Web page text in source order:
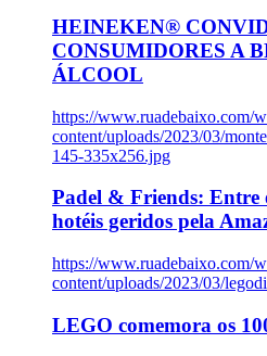
HEINEKEN®
CONSUMIDORES A
ÁLCOOL
https://www.ruadebaixo.com/
content/uploads/2023/03/
145-335x256.jpg
Padel & Friends: Entre
hotéis geridos pela
https://www.ruadebaixo.com/
content/uploads/2023/03/
LEGO comemora os